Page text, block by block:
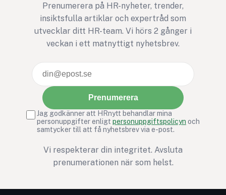
människans tre mest
destruktiva drag:
narcissism, psykopati och
machiavellianism (en
attityd).
Prenumerera på HR-nyheter, trender,
insiktsfulla artiklar och expertråd som
utvecklar ditt HR-team. Vi hörs 2 gånger i
veckan i ett matnyttigt nyhetsbrev.
Prenumerera
Jag godkänner att HRnytt behandlar mina
personuppgifter enligt personuppgiftspolicyn och
samtycker till att få nyhetsbrev via e-post.
Vi respekterar din integritet. Avsluta
prenumerationen när som helst.